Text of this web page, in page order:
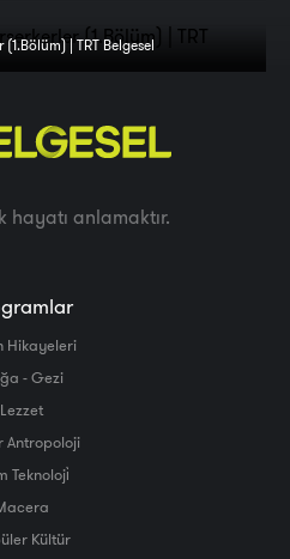
| TRT Belgesel
hayatı anlamaktır.
Hikayeleri
- Gezi
Lezzet
Antropoloji
Teknoloji̇
Kültür